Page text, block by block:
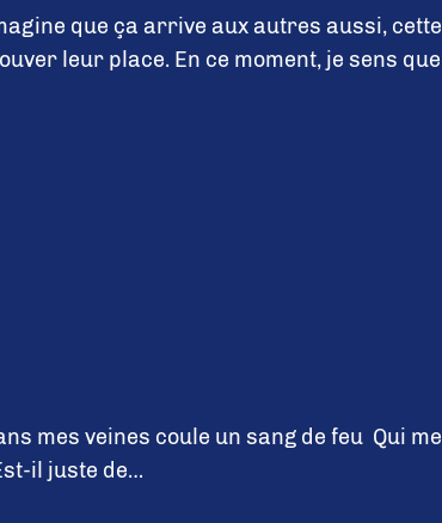
que ça arrive aux autres aussi, cette
leur place. En ce moment, je sens que
mes veines coule un sang de feu Qui me
il juste de…